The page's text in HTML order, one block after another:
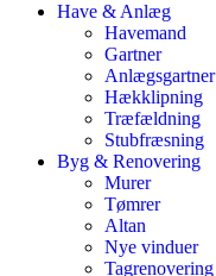
Have & Anlæg
Havemand
Gartner
Anlægsgartner
Hækklipning
Træfældning
Stubfræsning
Byg & Renovering
Murer
Tømrer
Altan
Nye vinduer
Tagrenovering